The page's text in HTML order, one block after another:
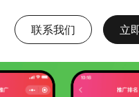
联系我们 立